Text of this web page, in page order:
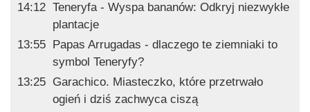
14:12 Teneryfa - Wyspa bananów: Odkryj niezwykłe
plantacje
13:55 Papas Arrugadas - dlaczego te ziemniaki to
symbol Teneryfy?
13:25 Garachico. Miasteczko, które przetrwało
ogień i dziś zachwyca ciszą